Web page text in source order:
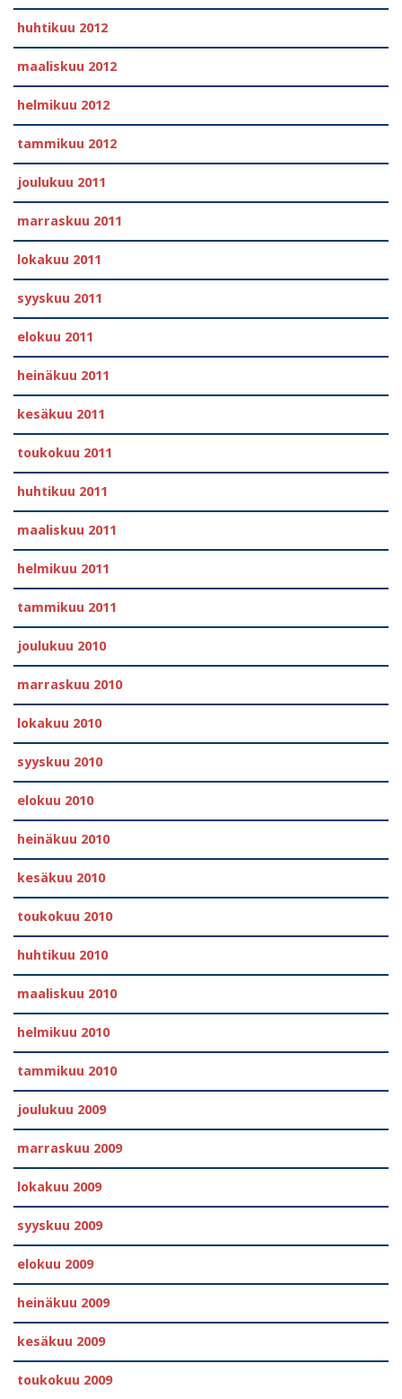
huhtikuu 2012
maaliskuu 2012
helmikuu 2012
tammikuu 2012
joulukuu 2011
marraskuu 2011
lokakuu 2011
syyskuu 2011
elokuu 2011
heinäkuu 2011
kesäkuu 2011
toukokuu 2011
huhtikuu 2011
maaliskuu 2011
helmikuu 2011
tammikuu 2011
joulukuu 2010
marraskuu 2010
lokakuu 2010
syyskuu 2010
elokuu 2010
heinäkuu 2010
kesäkuu 2010
toukokuu 2010
huhtikuu 2010
maaliskuu 2010
helmikuu 2010
tammikuu 2010
joulukuu 2009
marraskuu 2009
lokakuu 2009
syyskuu 2009
elokuu 2009
heinäkuu 2009
kesäkuu 2009
toukokuu 2009